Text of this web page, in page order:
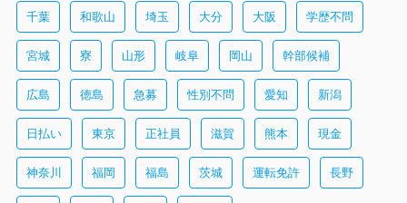
千葉 和歌山 埼玉 大分 大阪 学歴不問
宮城 寮 山形 岐阜 岡山 幹部候補
広島 徳島 急募 性別不問 愛知 新潟
日払い 東京 正社員 滋賀 熊本 現金
神奈川 福岡 福島 茨城 運転免許 長野